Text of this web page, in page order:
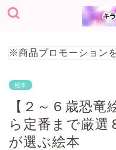
※商品プロモーション
絵本
【２～６歳恐
ら定番まで厳選
が選ぶ絵本